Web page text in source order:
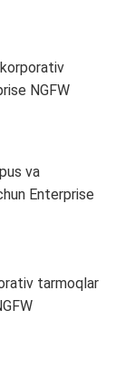
NGFW
va
Enterprise
tarmoqlar